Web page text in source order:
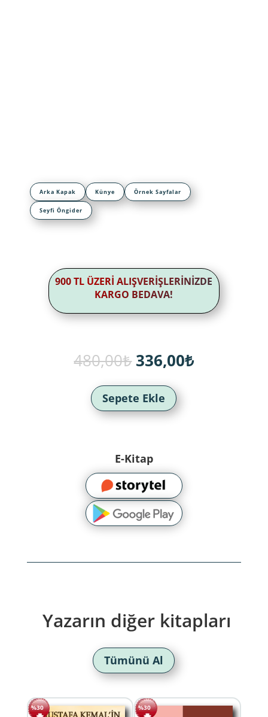
Arka Kapak Künye Örnek Sayfalar
Seyfi Öngider
900 TL ÜZERİ ALIŞVERİŞLERİNİZDE
KARGO BEDAVA!
480,00₺ Orijinal
fiyat:
480,00₺.
336,00₺Şu
Sepete Ekle
E-Kitap
Yazarın diğer kitapları
Tümünü Al
%30 %30